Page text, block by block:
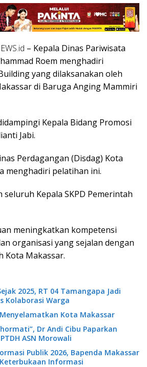
– Kepala Dinas Pariwisata
Roem menghadiri
yang dilaksanakan oleh
di Baruga Anging Mammiri
Kepala Bidang Promosi
Jabi.
Perdagangan (Disdag) Kota
menghadiri pelatihan ini.
Kepala SKPD Pemerintah
meningkatkan kompetensi
organisasi yang sejalan dengan
Kota Makassar.
2025, RT 04 Tamangapa Jadi
Kolaborasi Warga
Kota Makassar
Dr Andi Cibu Paparkan
ASN Morowali
Publik 2026, Bapenda Makassar
Informasi